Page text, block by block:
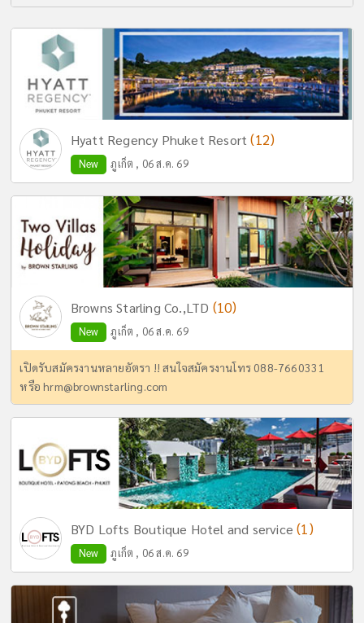
Hyatt Regency Phuket Resort(12)
New ภูเก็ต , 06 ส.ค. 69
Browns Starling Co.,LTD (10)
New ภูเก็ต , 06 ส.ค. 69
เปิดรับสมัครงานหลายอัตรา !! สนใจสมัครงานโทร 088-7660331
หรือhrm@brownstarling.com
BYD Lofts Boutique Hotel and service(1)
New ภูเก็ต , 06 ส.ค. 69